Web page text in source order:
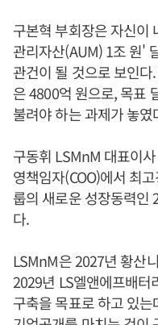
구본혁 부회장은 자신이
관리자산(AUM) 1조 원'
관건이 될 것으로 보인
은 4800억 원으로, 목표
불려야 하는 과제가 놓였
구동휘 LSMnM 대표이
영책임자(COO)에서 최
룹의 새로운 성장동력인
다.
LSMnM은 2027년 황산
2029년 LS엘앤에프배
구축을 목표로 하고 있